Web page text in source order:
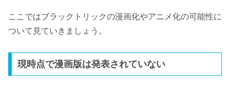
ここではブラックトリックの漫画化やアニメ化の可能性に
ついて見ていきましょう。
現時点で漫画版は発表されていない